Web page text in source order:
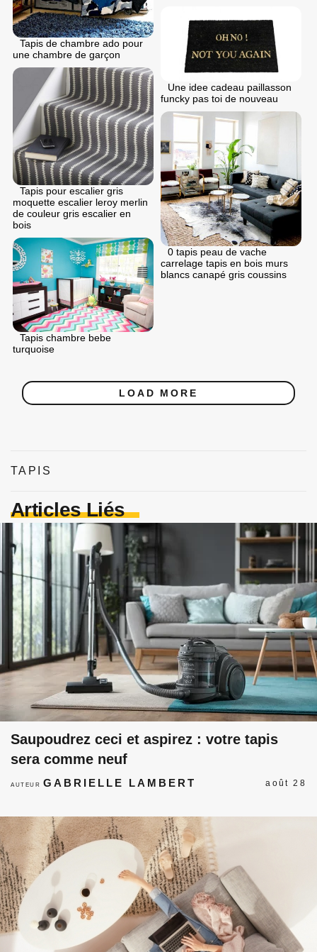
Tapis de chambre ado pour
une chambre de garçon
Une idee cadeau paillasson
funcky pas toi de nouveau
Tapis pour escalier gris
moquette escalier leroy merlin
de couleur gris escalier en
bois
0 tapis peau de vache
carrelage tapis en bois murs
blancs canapé gris coussins
Tapis chambre bebe
turquoise
LOAD MORE
TAPIS
Articles Liés
Saupoudrez ceci et aspirez : votre tapis
sera comme neuf
AUTEURGABRIELLE LAMBERT août 28